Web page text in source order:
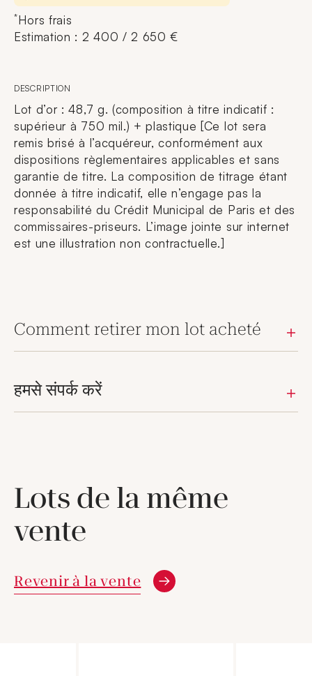
*Hors frais
Estimation : 2 400 / 2 650 €
DESCRIPTION
Lot d’or : 48,7 g. (composition à titre indicatif :
supérieur à 750 mil.) + plastique [Ce lot sera
remis brisé à l’acquéreur, conformément aux
dispositions règlementaires applicables et sans
garantie de titre. La composition de titrage étant
donnée à titre indicatif, elle n’engage pas la
responsabilité du Crédit Municipal de Paris et des
commissaires-priseurs. L’image jointe sur internet
est une illustration non contractuelle.]
Comment retirer mon lot acheté
हमसे संपर्क करें
Lots de la même
vente
Revenir à la vente